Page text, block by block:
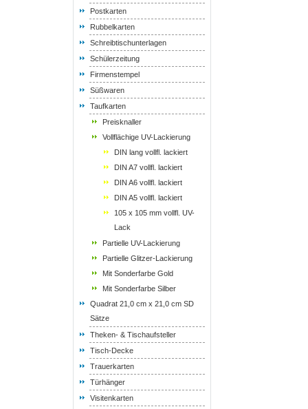
Postkarten
Rubbelkarten
Schreibtischunterlagen
Schülerzeitung
Firmenstempel
Süßwaren
Taufkarten
Preisknaller
Vollflächige UV-Lackierung
DIN lang vollfl. lackiert
DIN A7 vollfl. lackiert
DIN A6 vollfl. lackiert
DIN A5 vollfl. lackiert
105 x 105 mm vollfl. UV-
Lack
Partielle UV-Lackierung
Partielle Glitzer-Lackierung
Mit Sonderfarbe Gold
Mit Sonderfarbe Silber
Quadrat 21,0 cm x 21,0 cm SD
Sätze
Theken- & Tischaufsteller
Tisch-Decke
Trauerkarten
Türhänger
Visitenkarten